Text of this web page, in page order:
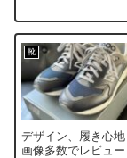
靴
デザイン、履き心
画像多数でレビュー